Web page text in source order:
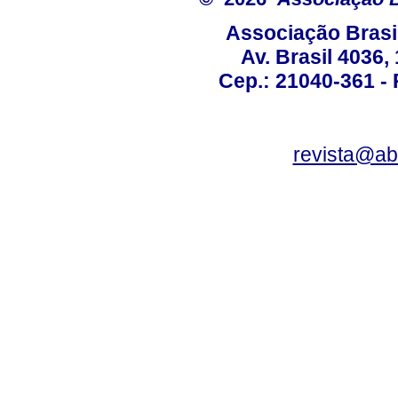
Associação
Av. Brasil 4036,
Cep.: 21040-361